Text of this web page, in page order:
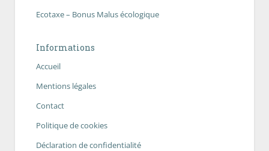
Ecotaxe – Bonus Malus écologique
Informations
Accueil
Mentions légales
Contact
Politique de cookies
Déclaration de confidentialité